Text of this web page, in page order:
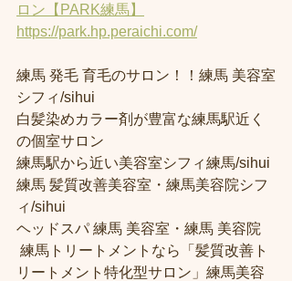
ロン【PARK練馬】
https://park.hp.peraichi.com/
練馬 発毛 育毛のサロン！！練馬 美容室
シフィ/sihui
白髪染めカラー剤が豊富な練馬駅近く
の個室サロン
練馬駅から近い美容室シフィ練馬/sihui
練馬 髪質改善美容室・練馬美容院シフ
ィ/sihui
ヘッドスパ 練馬 美容室・練馬 美容院
練馬トリートメントなら「髪質改善ト
リートメント特化型サロン」練馬美容